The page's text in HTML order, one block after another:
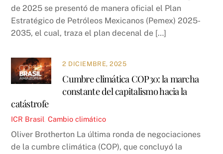
de 2025 se presentó de manera oficial el Plan
Estratégico de Petróleos Mexicanos (Pemex) 2025-
2035, el cual, traza el plan decenal de […]
2 DICIEMBRE, 2025
Cumbre climática COP30: la marcha
constante del capitalismo hacia la
catástrofe
ICR Brasil ,Cambio climático
Oliver Brotherton La última ronda de negociaciones
de la cumbre climática (COP), que concluyó la